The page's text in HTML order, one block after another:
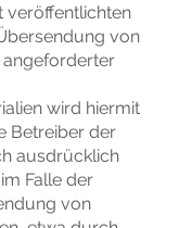
veröffentlichten
von
wird hiermit
Betreiber der
ausdrücklich
Falle der
von